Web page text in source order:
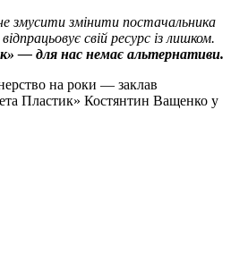
змусити змінити постачальника
свій ресурс із лишком.
— для нас немає альтернативи.
на роки — заклав
Пластик» Костянтин Ващенко у